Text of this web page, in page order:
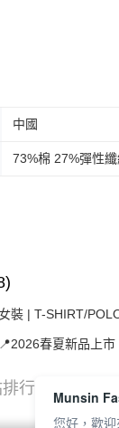
中國
73%棉 27%彈性
裝 | T-SHIRT/
📍2026春夏新品上市
行
Munsin
您好，歡迎